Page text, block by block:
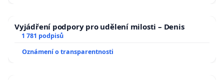
Vyjádření podpory pro udělení milosti – Denis
1 781 podpisů
Oznámení o transparentnosti